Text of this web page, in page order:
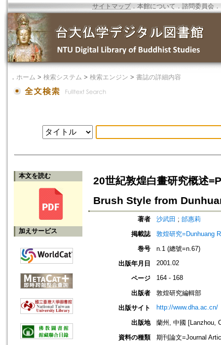
サイトマップ．本館について ． 諮問委員会 ．
． ホーム > 検索システム > 検索エンジン > 書誌の詳細内容
本文を読む
加えサービス
20世紀敦煌白畫研究概述
Brush Style from
著者 沙武田 ; 邰惠莉
掲載誌
敦煌研究=Dunhuang
巻号
n.1 (總號=n.67)
出版年月日
2001.02
ページ 164 - 168
出版者
敦煌研究編輯部
出版サイト
http://www.dha.ac.cn/
出版地
蘭州, 中國 [Lanzhou,
資料の種類
期刊論文=Journal